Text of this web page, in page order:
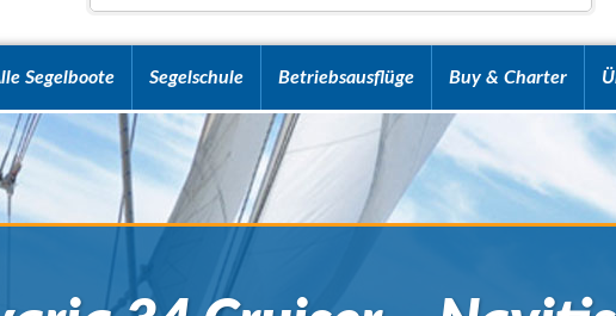
Segelboote Segelschule Betriebsausflüge Buy & Charter